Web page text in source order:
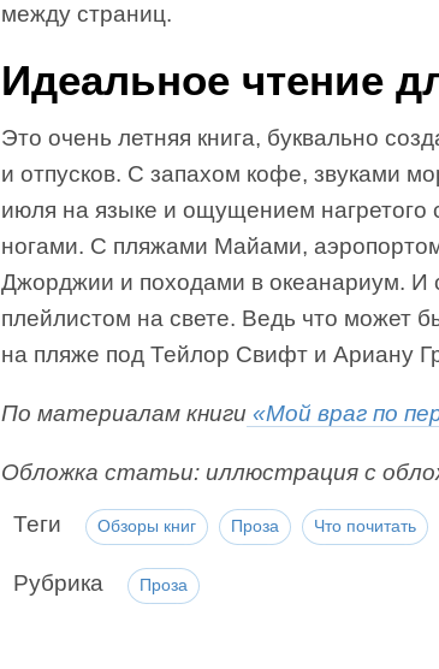
между страниц.
Идеальное чтение
Это очень летняя книга, буквально
и отпусков. С запахом кофе, звуками
июля на языке и ощущением нагретого
ногами. С пляжами Майами,
Джорджии и походами в океанариум. И
плейлистом на свете. Ведь что может
на пляже под Тейлор Свифт и Ариану
По материалам книги «Мой враг по
Обложка статьи: иллюстрация с
Теги Обзоры книг Проза Что почитать
Рубрика Проза